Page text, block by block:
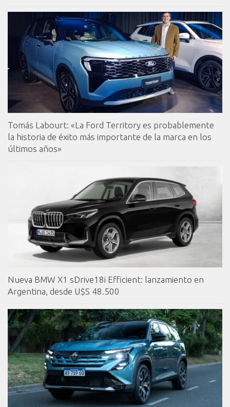
Tomás Labourt: «La Ford Territory es probablemente
la historia de éxito más importante de la marca en los
últimos años»
Nueva BMW X1 sDrive18i Efficient: lanzamiento en
Argentina, desde U$S 48.500